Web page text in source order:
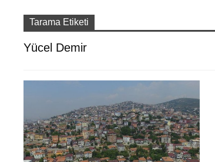
Tarama Etiketi
Yücel Demir